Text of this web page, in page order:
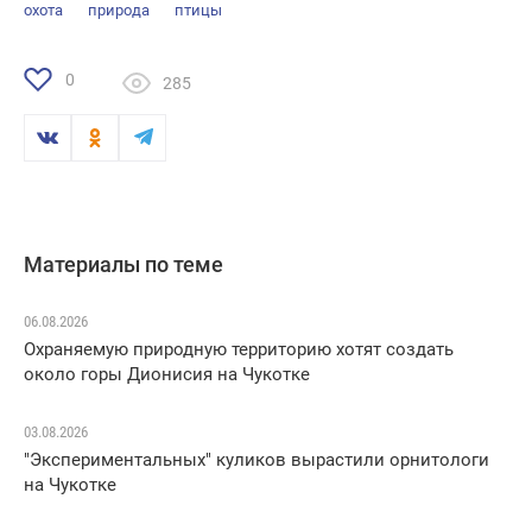
охота природа птицы
0 285
Материалы по теме
06.08.2026
Охраняемую природную территорию хотят создать
около горы Дионисия на Чукотке
03.08.2026
"Экспериментальных" куликов вырастили орнитологи
на Чукотке